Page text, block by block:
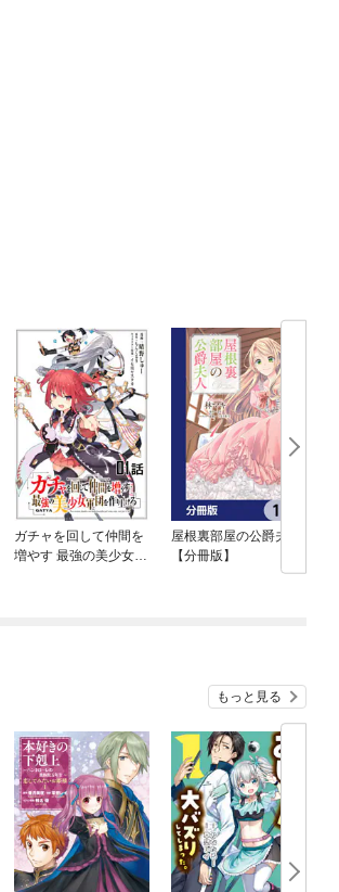
ガチャを回して仲間を
増やす 最強の美少女軍
屋根裏部屋の公爵夫人
【分冊版】
もっと見る